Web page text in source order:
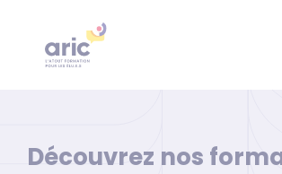
contenu
Découvrez nos